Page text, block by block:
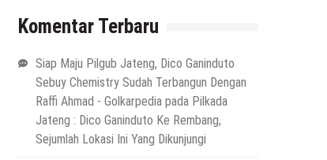
Komentar Terbaru
Siap Maju Pilgub Jateng, Dico Ganinduto
Sebuy Chemistry Sudah Terbangun Dengan
Raffi Ahmad - Golkarpediapada Pilkada
Jateng : Dico Ganinduto Ke Rembang,
Sejumlah Lokasi Ini Yang Dikunjungi